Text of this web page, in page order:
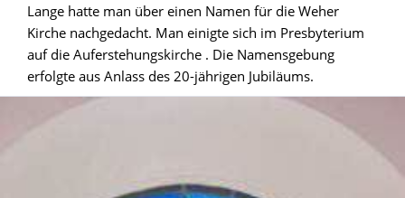
Lange hatte man über einen Namen für die Weher
Kirche nachgedacht. Man einigte sich im Presbyterium
auf die Auferstehungskirche . Die Namensgebung
erfolgte aus Anlass des 20-jährigen Jubiläums.